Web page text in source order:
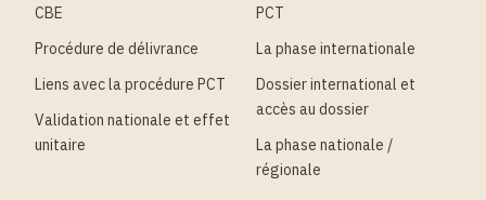
CBE
Procédure de délivrance
Liens avec la procédure PCT
Validation nationale et effet
unitaire
PCT
La phase internationale
Dossier international et
accès au dossier
La phase nationale /
régionale